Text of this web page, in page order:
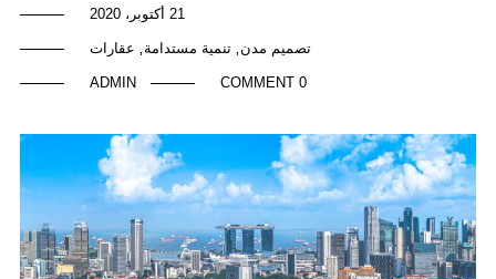
21 أكتوبر، 2020
تصميم مدن ,تنمية مستدامة عقارات
0 COMMENT
ADMIN